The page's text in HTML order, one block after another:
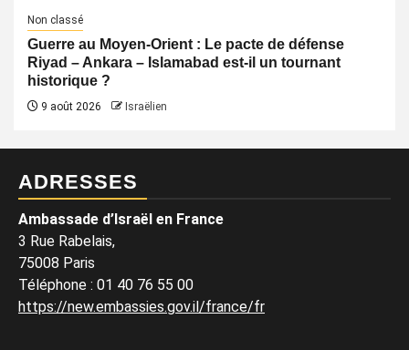
Non classé
Guerre au Moyen-Orient : Le pacte de défense
Riyad – Ankara – Islamabad est-il un tournant
historique ?
9 août 2026 Israëlien
ADRESSES
Ambassade d’Israël en France
3 Rue Rabelais,
75008 Paris
Téléphone : 01 40 76 55 00
https://new.embassies.gov.il/france/fr